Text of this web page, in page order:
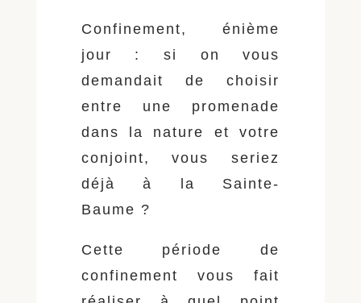
Confinement, énième
jour : si on vous
demandait de choisir
entre une promenade
dans la nature et votre
conjoint, vous seriez
déjà à la Sainte-
Baume ?
Cette période de
confinement vous fait